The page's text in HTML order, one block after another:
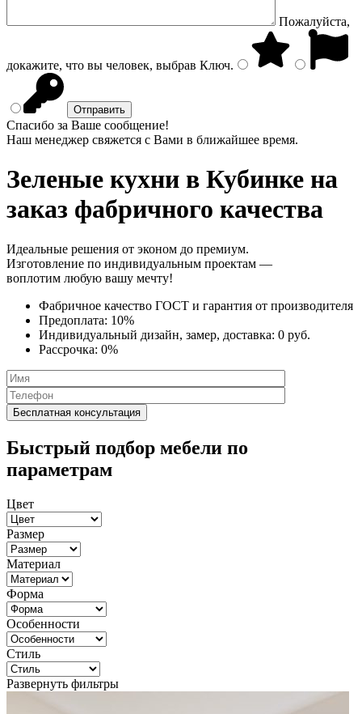
Пожалуйста,
докажите, что вы человек, выбрав Ключ.
Спасибо за Ваше сообщение!
Наш менеджер свяжется с Вами в ближайшее время.
Зеленые кухни в Кубинке на
заказ фабричного качества
Идеальные решения от эконом до премиум.
Изготовление по индивидуальным проектам —
воплотим любую вашу мечту!
Фабричное качество ГОСТ и гарантия от производителя
Предоплата: 10%
Индивидуальный дизайн, замер, доставка: 0 руб.
Рассрочка: 0%
Быстрый подбор мебели по
параметрам
Цвет
Размер
Материал
Форма
Особенности
Стиль
Развернуть фильтры